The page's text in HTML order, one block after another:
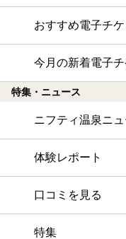
おすすめ電子チ
今月の新着電子
特集・ニュース
ニフティ温泉ニュ
体験レポート
口コミを見る
特集